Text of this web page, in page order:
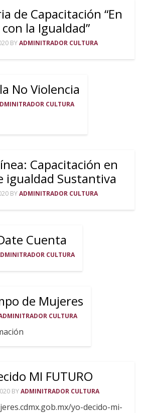
de Capacitación “En
la Igualdad”
BYADMINITRADOR CULTURA
No Violencia
CULTURA
Capacitación en
igualdad Sustantiva
BYADMINITRADOR CULTURA
Cuenta
CULTURA
de Mujeres
CULTURA
MI FUTURO
BY ADMINITRADOR CULTURA
yo-decido-mi-